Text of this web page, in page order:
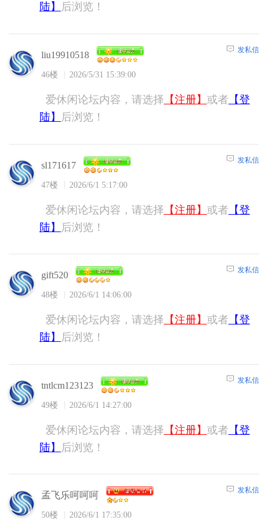
陆】
后浏览！
liu19910518
46楼 2026/5/31 15:39:00
发私信
爱休闲论坛内容，请选择 【注册】 或者 【登
陆】
后浏览！
sl171617
47楼 2026/6/1 5:17:00
发私信
爱休闲论坛内容，请选择 【注册】 或者 【登
陆】
后浏览！
gift520
48楼 2026/6/1 14:06:00
发私信
爱休闲论坛内容，请选择 【注册】 或者 【登
陆】
后浏览！
tntlcm123123
49楼 2026/6/1 14:27:00
发私信
爱休闲论坛内容，请选择 【注册】 或者 【登
陆】
后浏览！
孟飞乐呵呵呵
50楼 2026/6/1 17:35:00
发私信